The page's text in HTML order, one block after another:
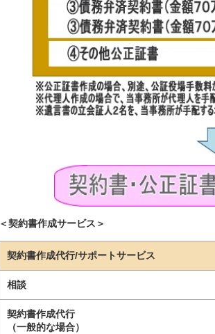
＜契約書作成サービス＞
契約書作成代行/サポートサービス
相談
契約書作成代行
（一般的な場合）